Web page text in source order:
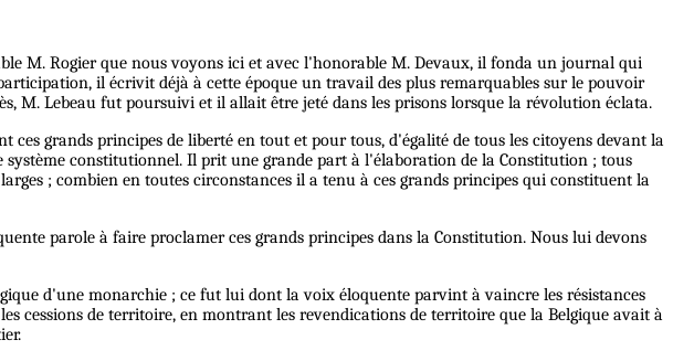
M. Rogier que nous voyons ici et avec l'honorable M. Devaux, il fonda un journal qui
il écrivit déjà à cette époque un travail des plus remarquables sur le pouvoir
M. Lebeau fut poursuivi et il allait être jeté dans les prisons lorsque la révolution éclata.
grands principes de liberté en tout et pour tous, d'égalité de tous les citoyens devant la
système constitutionnel. Il prit une grande part à l'élaboration de la Constitution ; tous
; combien en toutes circonstances il a tenu à ces grands principes qui constituent la
parole à faire proclamer ces grands principes dans la Constitution. Nous lui devons
d'une monarchie ; ce fut lui dont la voix éloquente parvint à vaincre les résistances
cessions de territoire, en montrant les revendications de territoire que la Belgique avait à